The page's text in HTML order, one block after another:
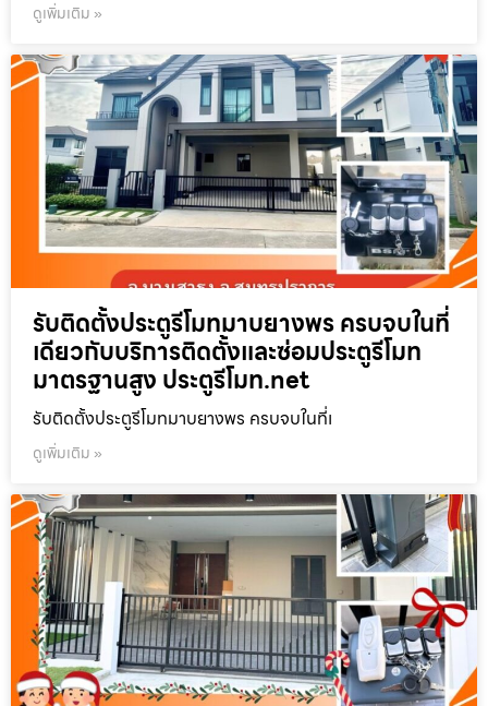
ดูเพิ่มเติม »
รับติดตั้งประตูรีโมทมาบยางพร ครบจบในที่
เดียวกับบริการติดตั้งและซ่อมประตูรีโมท
มาตรฐานสูง ประตูรีโมท.net
รับติดตั้งประตูรีโมทมาบยางพร ครบจบในที่เ
ดูเพิ่มเติม »